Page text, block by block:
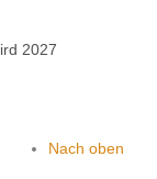
2027
Nach oben